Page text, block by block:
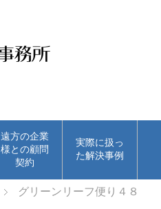
遠方の企業
様との顧問
契約
実際に扱っ
た解決事例
グリーンリーフ便り４８